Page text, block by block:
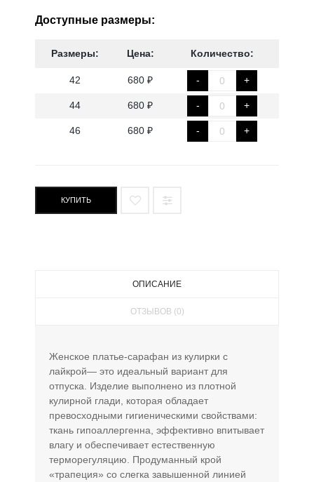
Доступные размеры:
Размеры: Цена: Количество:
42 680 ₽ - +
44 680 ₽ - +
46 680 ₽ - +
КУПИТЬ
ОПИСАНИЕ
ОТЗЫВОВ (0)
Женское платье-сарафан из кулирки с
лайкрой— это идеальный вариант для
отпуска. Изделие выполнено из плотной
кулирной глади, которая обладает
превосходными гигиеническими свойствами:
ткань гипоаллергенна, эффективно впитывает
влагу и обеспечивает естественную
терморегуляцию. Продуманный крой
«трапеция» со слегка завышенной линией